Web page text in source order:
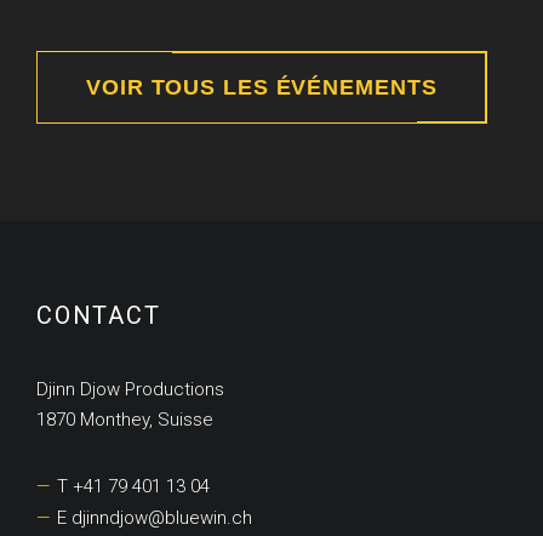
VOIR TOUS LES ÉVÉNEMENTS
CONTACT
Djinn Djow Productions
1870 Monthey, Suisse
T +41 79 401 13 04
E djinndjow@bluewin.ch